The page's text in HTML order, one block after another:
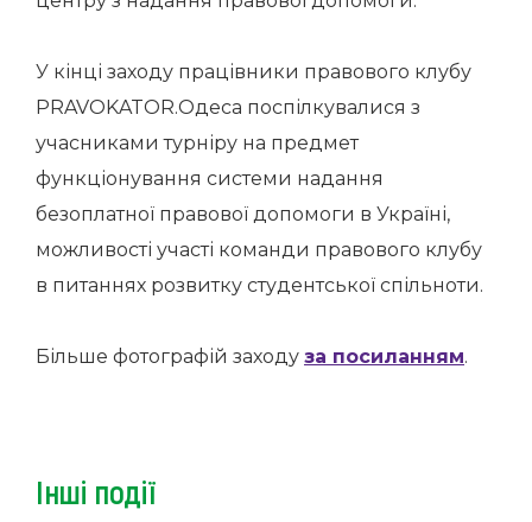
У кінці заходу працівники правового клубу
PRAVOKATOR.Одеса поспілкувалися з
учасниками турніру на предмет
функціонування системи надання
безоплатної правової допомоги в Україні,
можливості участі команди правового клубу
в питаннях розвитку студентської спільноти.
Більше фотографій заходу за посиланням.
Інші події